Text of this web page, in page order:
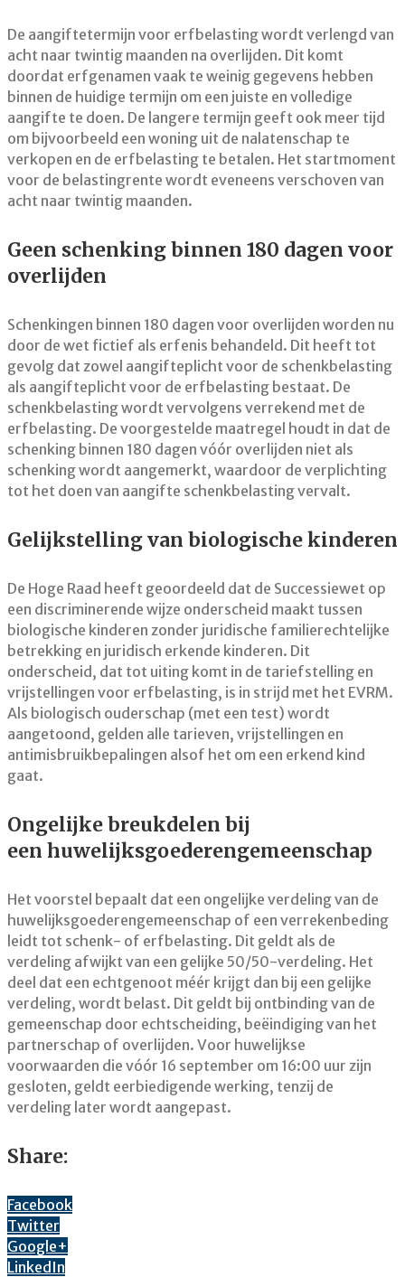
De aangiftetermijn voor erfbelasting wordt verlengd van
acht naar twintig maanden na overlijden. Dit komt
doordat erfgenamen vaak te weinig gegevens hebben
binnen de huidige termijn om een juiste en volledige
aangifte te doen. De langere termijn geeft ook meer tijd
om bijvoorbeeld een woning uit de nalatenschap te
verkopen en de erfbelasting te betalen. Het startmoment
voor de belastingrente wordt eveneens verschoven van
acht naar twintig maanden.
Geen schenking binnen 180 dagen voor
overlijden
Schenkingen binnen 180 dagen voor overlijden worden nu
door de wet fictief als erfenis behandeld. Dit heeft tot
gevolg dat zowel aangifteplicht voor de schenkbelasting
als aangifteplicht voor de erfbelasting bestaat. De
schenkbelasting wordt vervolgens verrekend met de
erfbelasting. De voorgestelde maatregel houdt in dat de
schenking binnen 180 dagen vóór overlijden niet als
schenking wordt aangemerkt, waardoor de verplichting
tot het doen van aangifte schenkbelasting vervalt.
Gelijkstelling van biologische kinderen
De Hoge Raad heeft geoordeeld dat de Successiewet op
een discriminerende wijze onderscheid maakt tussen
biologische kinderen zonder juridische familierechtelijke
betrekking en juridisch erkende kinderen. Dit
onderscheid, dat tot uiting komt in de tariefstelling en
vrijstellingen voor erfbelasting, is in strijd met het EVRM.
Als biologisch ouderschap (met een test) wordt
aangetoond, gelden alle tarieven, vrijstellingen en
antimisbruikbepalingen alsof het om een erkend kind
gaat.
Ongelijke breukdelen bij
een huwelijksgoederengemeenschap
Het voorstel bepaalt dat een ongelijke verdeling van de
huwelijksgoederengemeenschap of een verrekenbeding
leidt tot schenk- of erfbelasting. Dit geldt als de
verdeling afwijkt van een gelijke 50/50-verdeling. Het
deel dat een echtgenoot méér krijgt dan bij een gelijke
verdeling, wordt belast. Dit geldt bij ontbinding van de
gemeenschap door echtscheiding, beëindiging van het
partnerschap of overlijden. Voor huwelijkse
voorwaarden die vóór 16 september om 16:00 uur zijn
gesloten, geldt eerbiedigende werking, tenzij de
verdeling later wordt aangepast.
Share:
Facebook
Twitter
Google+
LinkedIn